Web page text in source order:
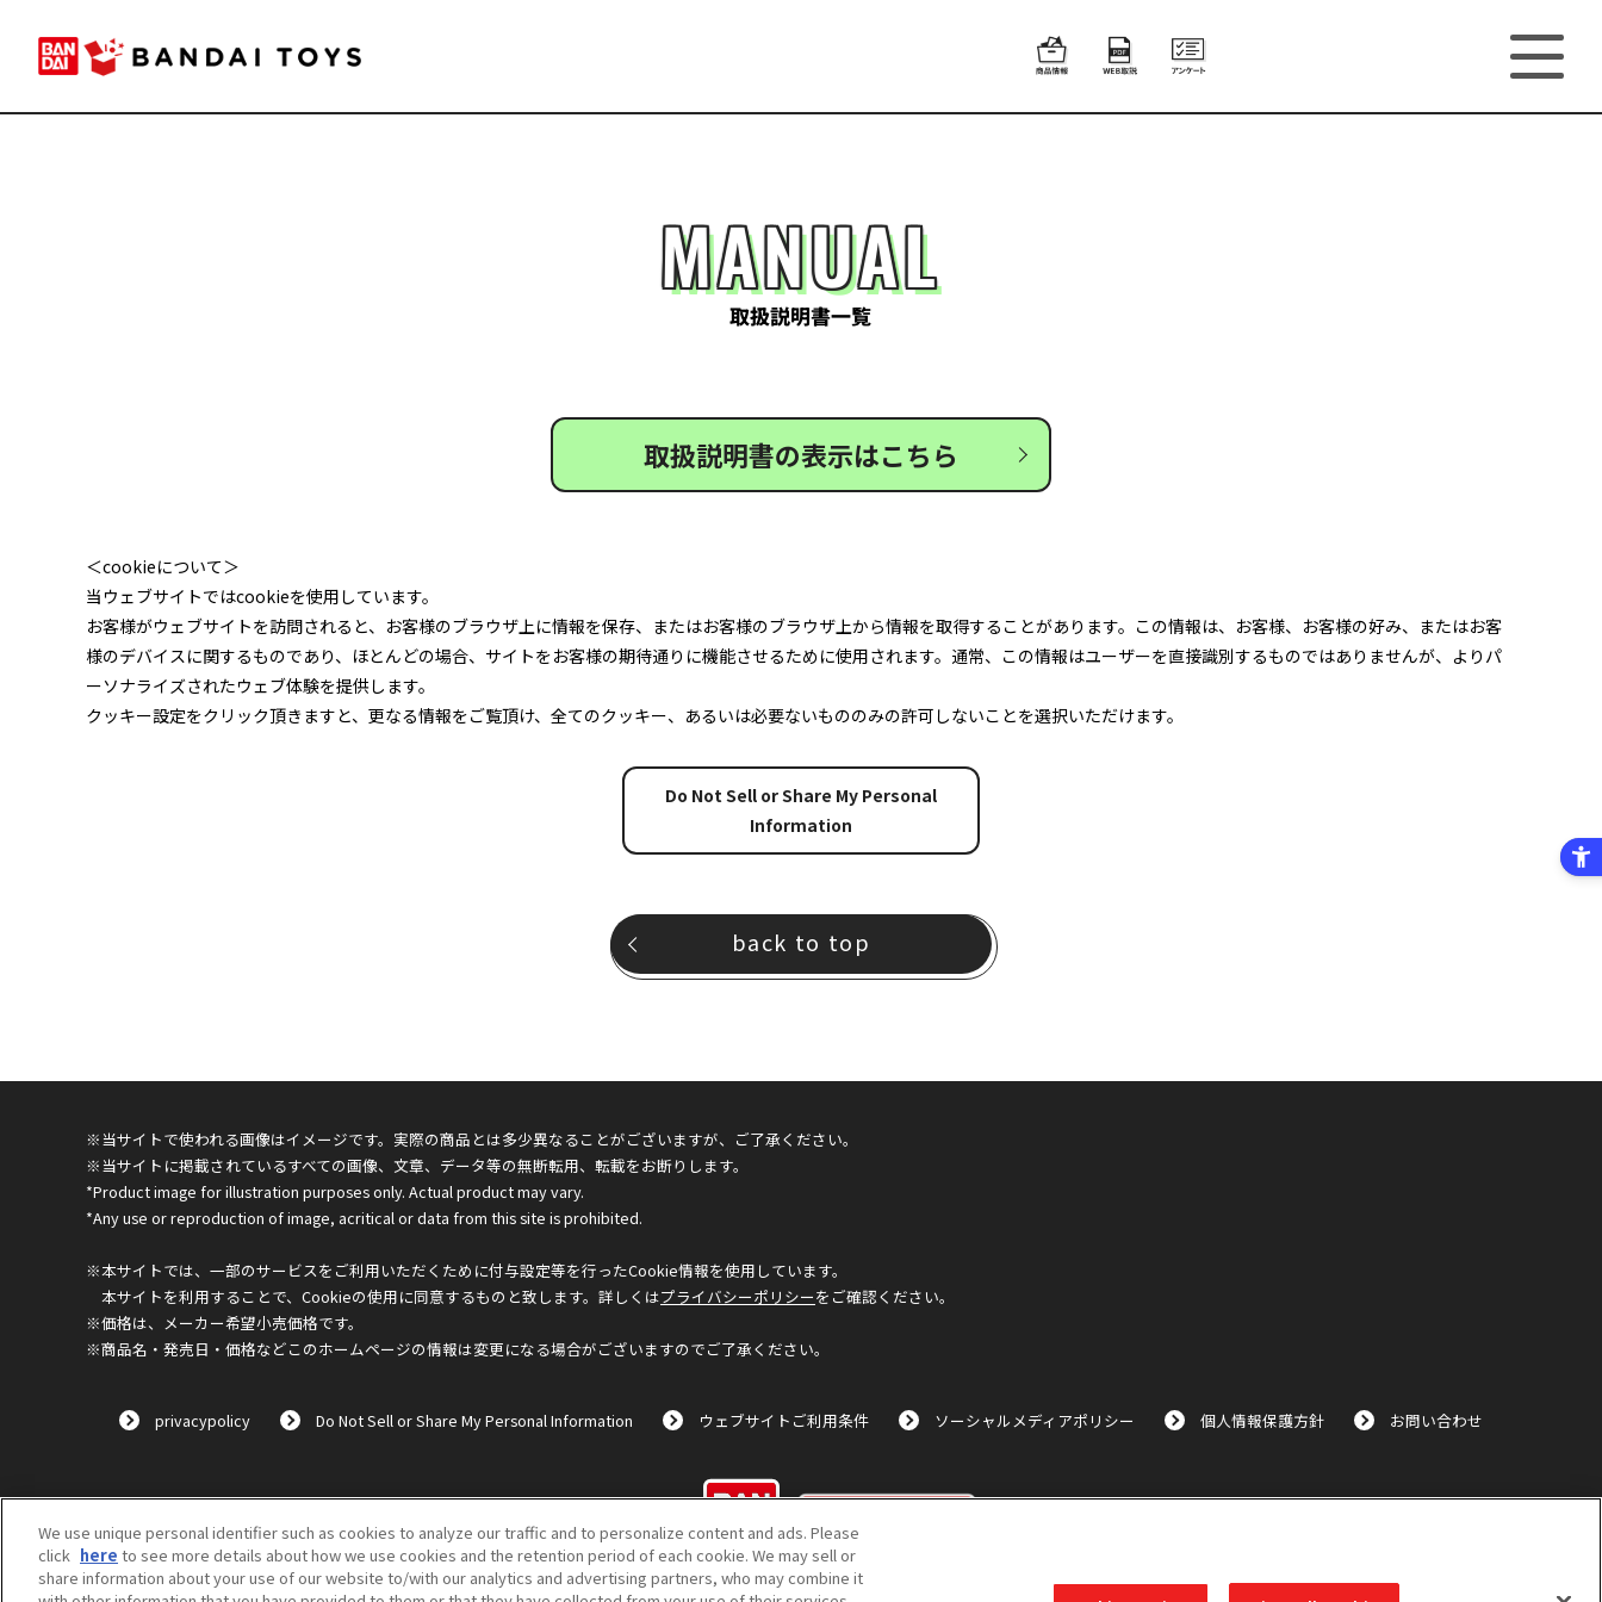
MANUAL
取扱説明書一覧
取扱説明書の表示はこちら
＜cookieについて＞
当ウェブサイトではcookieを使用しています。
お客様がウェブサイトを訪問されると、お客様のブラウザ上に情報を保存、またはお客様のブラウザ上から情報を取得することがあります。この情報は、お客様、お客様の好み、またはお客
様のデバイスに関するものであり、ほとんどの場合、サイトをお客様の期待通りに機能させるために使用されます。通常、この情報はユーザーを直接識別するものではありませんが、よりパ
ーソナライズされたウェブ体験を提供します。
クッキー設定をクリック頂きますと、更なる情報をご覧頂け、全てのクッキー、あるいは必要ないもののみの許可しないことを選択いただけます。
Do Not Sell or Share My Personal
Information
back to top
※当サイトで使われる画像はイメージです。実際の商品とは多少異なることがございますが、ご了承ください。
※当サイトに掲載されているすべての画像、文章、データ等の無断転用、転載をお断りします。
*Product image for illustration purposes only. Actual product may vary.
*Any use or reproduction of image, acritical or data from this site is prohibited.
※本サイトでは、一部のサービスをご利用いただくために付与設定等を行ったCookie情報を使用しています。
本サイトを利用することで、Cookieの使用に同意するものと致します。詳しくはプライバシーポリシーをご確認ください。
※価格は、メーカー希望小売価格です。
※商品名・発売日・価格などこのホームページの情報は変更になる場合がございますのでご了承ください。
privacypolicy Do Not Sell or Share My Personal Information ウェブサイトご利用条件 ソーシャルメディアポリシー 個人情報保護方針 お問い合わせ
We use unique personal identifier such as cookies to analyze our traffic and to personalize content and ads. Please
click here to see more details about how we use cookies and the retention period of each cookie. We may sell or
share information about your use of our website to/with our analytics and advertising partners, who may combine it